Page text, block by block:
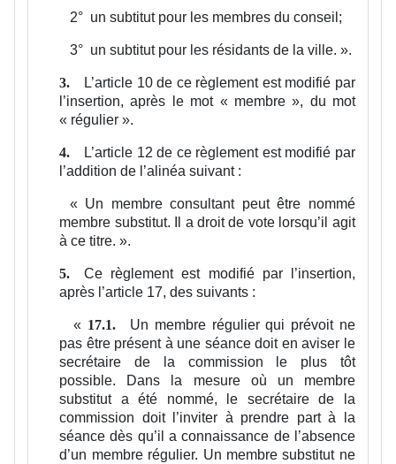
2° un subtitut pour les membres du conseil;
3° un subtitut pour les résidants de la ville. ».
3.
L’article 10 de ce règlement est modifié par
l’insertion, après le mot « membre », du mot
« régulier ».
4.
L’article 12 de ce règlement est modifié par
l’addition de l’alinéa suivant :
« Un membre consultant peut être nommé
membre substitut. Il a droit de vote lorsqu’il agit
à ce titre. ».
5.
Ce règlement est modifié par l’insertion,
après l’article 17, des suivants :
« 17.1.
Un membre régulier qui prévoit ne
pas être présent à une séance doit en aviser le
secrétaire de la commission le plus tôt
possible. Dans la mesure où un membre
substitut a été nommé, le secrétaire de la
commission doit l’inviter à prendre part à la
séance dès qu’il a connaissance de l’absence
d’un membre régulier. Un membre substitut ne